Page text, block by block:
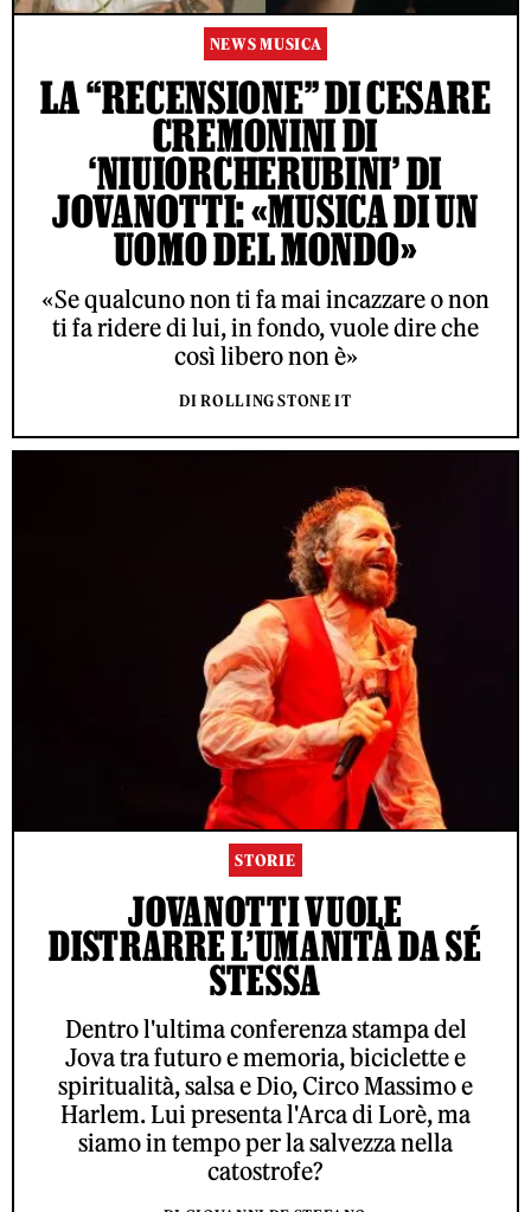
NEWS MUSICA
LA “RECENSIONE” DI CESARE
CREMONINI DI
‘NIUIORCHERUBINI’ DI
JOVANOTTI: «MUSICA DI UN
UOMO DEL MONDO»
«Se qualcuno non ti fa mai incazzare o non
ti fa ridere di lui, in fondo, vuole dire che
così libero non è»
DI ROLLING STONE IT
STORIE
JOVANOTTI VUOLE
DISTRARRE L’UMANITÀ DA SÉ
STESSA
Dentro l'ultima conferenza stampa del
Jova tra futuro e memoria, biciclette e
spiritualità, salsa e Dio, Circo Massimo e
Harlem. Lui presenta l'Arca di Lorè, ma
siamo in tempo per la salvezza nella
catostrofe?